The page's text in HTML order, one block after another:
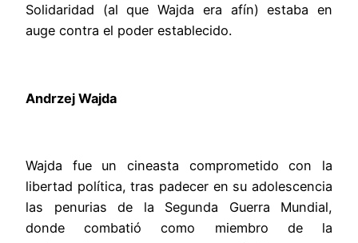
Solidaridad (al que Wajda era afín) estaba en
auge contra el poder establecido.
Andrzej Wajda
Wajda fue un cineasta comprometido con la
libertad política, tras padecer en su adolescencia
las penurias de la Segunda Guerra Mundial,
donde combatió como miembro de la